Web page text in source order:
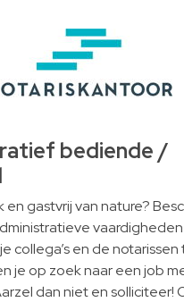
bediende /
en gastvrij van nature?
vaardigheden
collega’s en de notarissen
je op zoek naar een job
dan niet en solliciteer!